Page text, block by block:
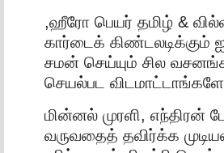
,ஹீரோ பெயர் தமிழ் &
கார்டைக் கிண்டலடிக்கும்
சமன் செய்யும் சில
செயல்பட
மின்னல் முரளி, எந்திரன்
வருவதைத் தவிர்க்க